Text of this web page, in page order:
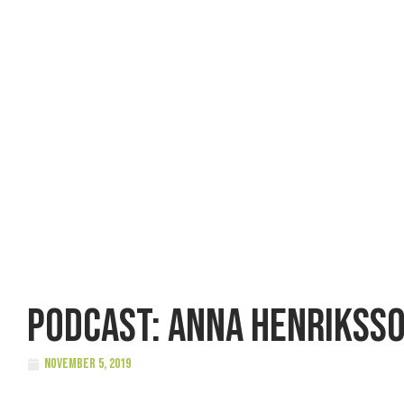
Podcast: Anna
november 5, 2019